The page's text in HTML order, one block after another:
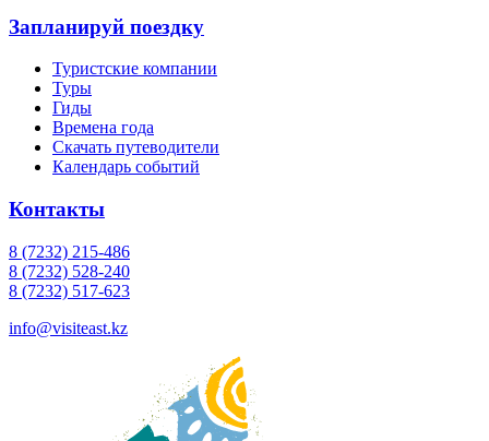
Запланируй поездку
Туристские компании
Туры
Гиды
Времена года
Скачать путеводители
Календарь событий
Контакты
8 (7232) 215-486
8 (7232) 528-240
8 (7232) 517-623
info@visiteast.kz